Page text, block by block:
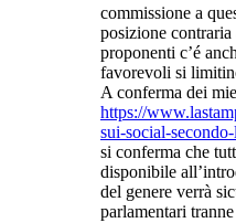
commissione a
posizione
proponenti c’é
favorevoli si
A conferma dei
https://
sui-social-
si conferma che
disponibile
del genere verrà
parlamentari